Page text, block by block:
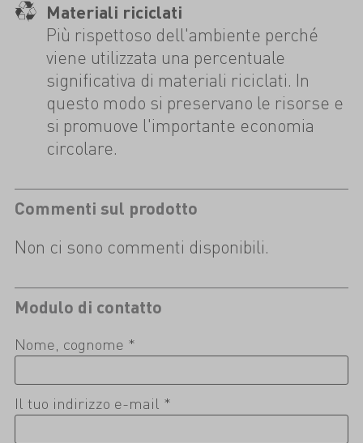
Materiali riciclati
Più rispettoso dell'ambiente perché
viene utilizzata una percentuale
significativa di materiali riciclati. In
questo modo si preservano le risorse e
si promuove l'importante economia
circolare.
Commenti sul prodotto
Non ci sono commenti disponibili.
Modulo di contatto
Nome, cognome *
Il tuo indirizzo e-mail *